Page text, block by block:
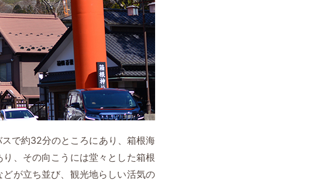
で約32分のところにあり、箱根海
、その向こうには堂々とした箱根
が立ち並び、観光地らしい活気の